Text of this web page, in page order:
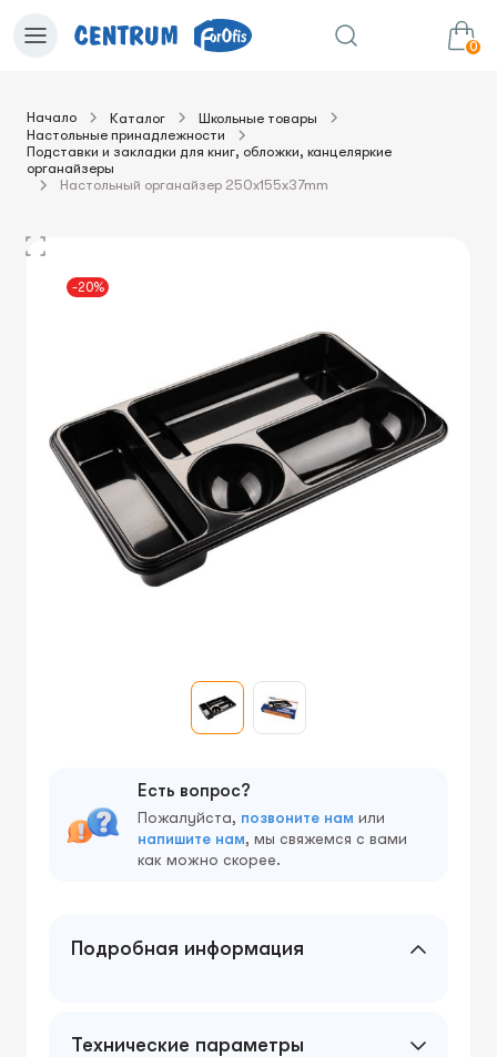
0
в корзину
Начало Каталог
Школьные товары
Настольные принадлежности
Подставки и закладки для книг, обложки, канцеляркие
органайзеры
Настольный органайзер 250x155x37mm
-20%
Есть вопрос?
Пожалуйста, позвоните нам или
напишите нам, мы свяжемся с вами
как можно скорее.
Подробная информация
Технические параметры